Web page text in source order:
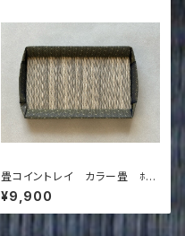
畳コイントレイ カラー畳 ﾎﾜｲ
ﾄｸﾞﾚー×くすみカラー(ドット)
¥9,900